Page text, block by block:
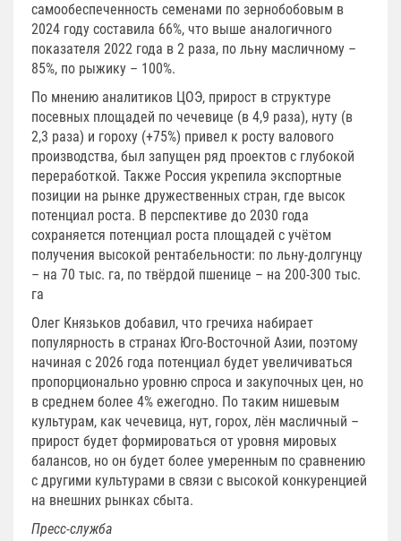
самообеспеченность семенами по зернобобовым в
2024 году составила 66%, что выше аналогичного
показателя 2022 года в 2 раза, по льну масличному –
85%, по рыжику – 100%.
По мнению аналитиков ЦОЭ, прирост в структуре
посевных площадей по чечевице (в 4,9 раза), нуту (в
2,3 раза) и гороху (+75%) привел к росту валового
производства, был запущен ряд проектов с глубокой
переработкой. Также Россия укрепила экспортные
позиции на рынке дружественных стран, где высок
потенциал роста. В перспективе до 2030 года
сохраняется потенциал роста площадей с учётом
получения высокой рентабельности: по льну-долгунцу
– на 70 тыс. га, по твёрдой пшенице – на 200-300 тыс.
га
Олег Князьков добавил, что гречиха набирает
популярность в странах Юго-Восточной Азии, поэтому
начиная с 2026 года потенциал будет увеличиваться
пропорционально уровню спроса и закупочных цен, но
в среднем более 4% ежегодно. По таким нишевым
культурам, как чечевица, нут, горох, лён масличный –
прирост будет формироваться от уровня мировых
балансов, но он будет более умеренным по сравнению
с другими культурами в связи с высокой конкуренцией
на внешних рынках сбыта.
Пресс-служба